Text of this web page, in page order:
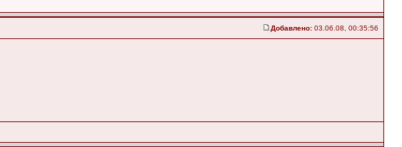
Добавлено: 03.06.08, 00:35:56